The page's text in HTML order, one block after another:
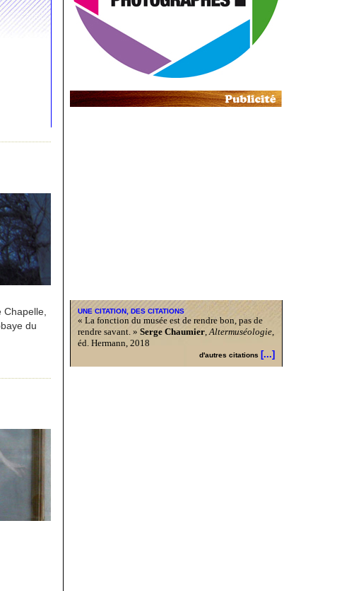
du
UNE CITATION, DES CITATIONS
« La fonction du musée est de rendre bon, pas de
rendre savant. » Serge Chaumier,Altermuséologie,
éd. Hermann, 2018
d'autres citations [...]